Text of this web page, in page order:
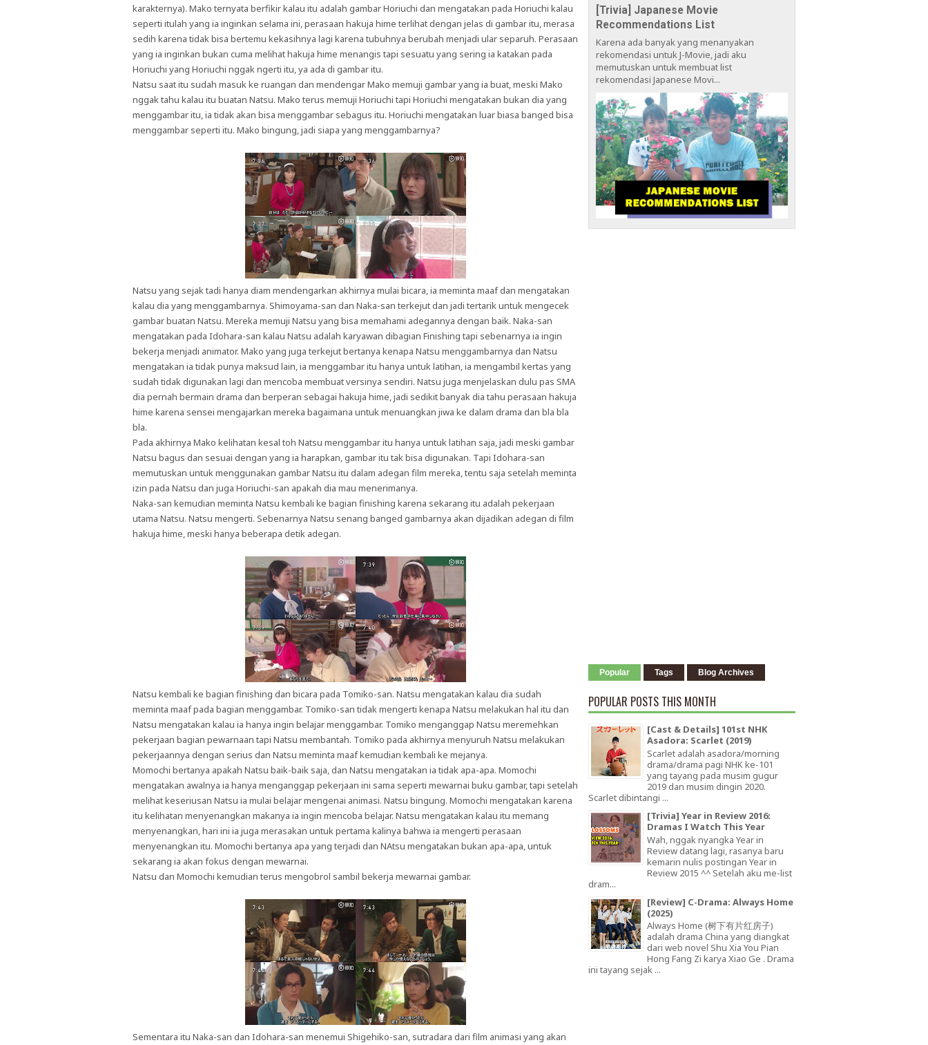
karakternya). Mako ternyata berfikir kalau itu adalah gambar Horiuchi dan mengatakan pada Horiuchi kalau
seperti itulah yang ia inginkan selama ini, perasaan hakuja hime terlihat dengan jelas di gambar itu, merasa
sedih karena tidak bisa bertemu kekasihnya lagi karena tubuhnya berubah menjadi ular separuh. Perasaan
yang ia inginkan bukan cuma melihat hakuja hime menangis tapi sesuatu yang sering ia katakan pada
Horiuchi yang Horiuchi nggak ngerti itu, ya ada di gambar itu.
Natsu saat itu sudah masuk ke ruangan dan mendengar Mako memuji gambar yang ia buat, meski Mako
nggak tahu kalau itu buatan Natsu. Mako terus memuji Horiuchi tapi Horiuchi mengatakan bukan dia yang
menggambar itu, ia tidak akan bisa menggambar sebagus itu. Horiuchi mengatakan luar biasa banged bisa
menggambar seperti itu. Mako bingung, jadi siapa yang menggambarnya?
Natsu yang sejak tadi hanya diam mendengarkan akhirnya mulai bicara, ia meminta maaf dan mengatakan
kalau dia yang menggambarnya. Shimoyama-san dan Naka-san terkejut dan jadi tertarik untuk mengecek
gambar buatan Natsu. Mereka memuji Natsu yang bisa memahami adegannya dengan baik. Naka-san
mengatakan pada Idohara-san kalau Natsu adalah karyawan dibagian Finishing tapi sebenarnya ia ingin
bekerja menjadi animator. Mako yang juga terkejut bertanya kenapa Natsu menggambarnya dan Natsu
mengatakan ia tidak punya maksud lain, ia menggambar itu hanya untuk latihan, ia mengambil kertas yang
sudah tidak digunakan lagi dan mencoba membuat versinya sendiri. Natsu juga menjelaskan dulu pas SMA
dia pernah bermain drama dan berperan sebagai hakuja hime, jadi sedikit banyak dia tahu perasaan hakuja
hime karena sensei mengajarkan mereka bagaimana untuk menuangkan jiwa ke dalam drama dan bla bla
bla.
Pada akhirnya Mako kelihatan kesal toh Natsu menggambar itu hanya untuk latihan saja, jadi meski gambar
Natsu bagus dan sesuai dengan yang ia harapkan, gambar itu tak bisa digunakan. Tapi Idohara-san
memutuskan untuk menggunakan gambar Natsu itu dalam adegan film mereka, tentu saja setelah meminta
izin pada Natsu dan juga Horiuchi-san apakah dia mau menerimanya.
Naka-san kemudian meminta Natsu kembali ke bagian finishing karena sekarang itu adalah pekerjaan
utama Natsu. Natsu mengerti. Sebenarnya Natsu senang banged gambarnya akan dijadikan adegan di film
hakuja hime, meski hanya beberapa detik adegan.
Natsu kembali ke bagian finishing dan bicara pada Tomiko-san. Natsu mengatakan kalau dia sudah
meminta maaf pada bagian menggambar. Tomiko-san tidak mengerti kenapa Natsu melakukan hal itu dan
Natsu mengatakan kalau ia hanya ingin belajar menggambar. Tomiko menganggap Natsu meremehkan
pekerjaan bagian pewarnaan tapi Natsu membantah. Tomiko pada akhirnya menyuruh Natsu melakukan
pekerjaannya dengan serius dan Natsu meminta maaf kemudian kembali ke mejanya.
Momochi bertanya apakah Natsu baik-baik saja, dan Natsu mengatakan ia tidak apa-apa. Momochi
mengatakan awalnya ia hanya menganggap pekerjaan ini sama seperti mewarnai buku gambar, tapi setelah
melihat keseriusan Natsu ia mulai belajar mengenai animasi. Natsu bingung. Momochi mengatakan karena
itu kelihatan menyenangkan makanya ia ingin mencoba belajar. Natsu mengatakan kalau itu memang
menyenangkan, hari ini ia juga merasakan untuk pertama kalinya bahwa ia mengerti perasaan
menyenangkan itu. Momochi bertanya apa yang terjadi dan NAtsu mengatakan bukan apa-apa, untuk
sekarang ia akan fokus dengan mewarnai.
Natsu dan Momochi kemudian terus mengobrol sambil bekerja mewarnai gambar.
Sementara itu Naka-san dan Idohara-san menemui Shigehiko-san, sutradara dari film animasi yang akan
[Trivia] Japanese Movie
Recommendations List
Karena ada banyak yang menanyakan
rekomendasi untuk J-Movie, jadi aku
memutuskan untuk membuat list
rekomendasi Japanese Movi...
Popular Tags Blog Archives
POPULAR POSTS THIS MONTH
[Cast & Details] 101st NHK
Asadora: Scarlet (2019)
Scarlet adalah asadora/morning
drama/drama pagi NHK ke-101
yang tayang pada musim gugur
2019 dan musim dingin 2020.
Scarlet dibintangi ...
[Trivia] Year in Review 2016:
Dramas I Watch This Year
Wah, nggak nyangka Year in
Review datang lagi, rasanya baru
kemarin nulis postingan Year in
Review 2015 ^^ Setelah aku me-list
dram...
[Review] C-Drama: Always Home
(2025)
Always Home (树下有片红房子)
adalah drama China yang diangkat
dari web novel Shu Xia You Pian
Hong Fang Zi karya Xiao Ge . Drama
ini tayang sejak ...